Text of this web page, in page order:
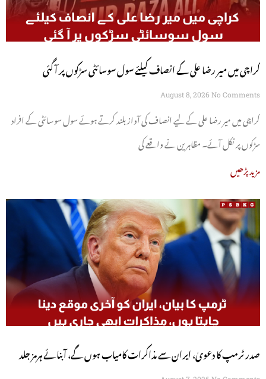
کراچی میں میر رضا علی کے انصاف کیلئے سول سوسائٹی سڑکوں پر آ گئی
August 8, 2026 No Comments
کراچی میں میر رضا علی کے لیے انصاف کی آواز بلند کرتے ہوئے سول سوسائٹی کے افراد
سڑکوں پر نکل آئے۔ مظاہرین نے واقعے کی
مزید پڑھیں
صدر ٹرمپ کا دعویٰ، ایران سے مذاکرات کامیاب ہوں گے، آبنائے ہرمز جلد